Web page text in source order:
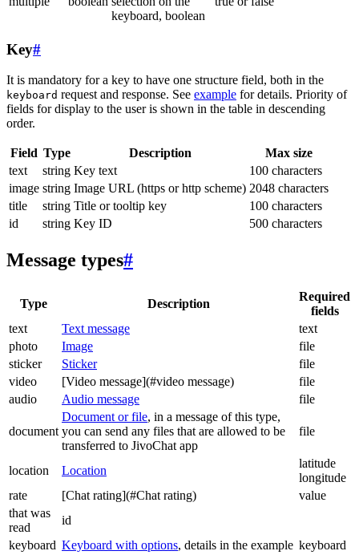
keyboard, boolean
Key#
It is mandatory for a key to have one structure field, both in the
keyboard request and response. See example for details. Priority of
fields for display to the user is shown in the table in descending
order.
Field Type Description
Max size
text
string Key text
100 characters
image string Image URL (https or http scheme) 2048 characters
title
string Title or tooltip key
100 characters
id
string Key ID 500 characters
Message types#
Type Description
Required
fields
text
Text message
text
photo
Image
file
sticker
Sticker
file
video
[Video message](#video message)
file
audio
Audio message file
document
Document or file, in a message of this type,
you can send any files that are allowed to be
transferred to JivoChat app
file
location Location
latitude
longitude
rate
[Chat rating](#Chat rating)
value
that was
read
id
keyboard Keyboard with options, details in the example keyboard